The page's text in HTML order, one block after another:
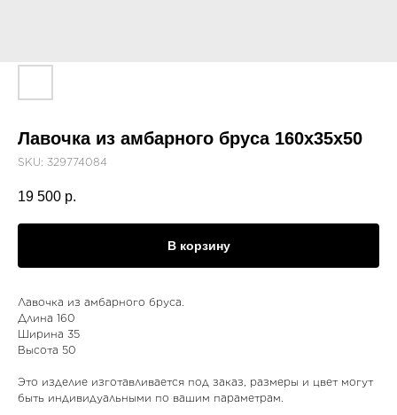
Лавочка из амбарного бруса 160х35х50
SKU: 329774084
19 500 р.
В корзину
Лавочка из амбарного бруса.
Длина 160
Ширина 35
Высота 50
Это изделие изготавливается под заказ, размеры и цвет могут
быть индивидуальными по вашим параметрам.